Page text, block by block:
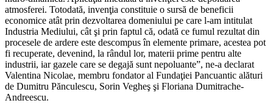
atmosferei. Totodată, invenţia constituie o sursă de beneficii
economice atât prin dezvoltarea domeniului pe care l-am intitulat
Industria Mediului, cât şi prin faptul că, odată ce fumul rezultat din
procesele de ardere este descompus în elemente primare, acestea pot
fi recuperate, devenind, la rândul lor, materii prime pentru alte
industrii, iar gazele care se degajă sunt nepoluante”, ne-a declarat
Valentina Nicolae, membru fondator al Fundaţiei Pancuantic alături
de Dumitru Pănculescu, Sorin Vegheş şi Floriana Dumitrache-
Andreescu.